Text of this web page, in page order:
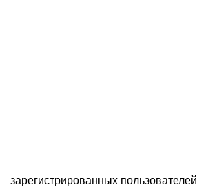
зарегистрированных пользователей